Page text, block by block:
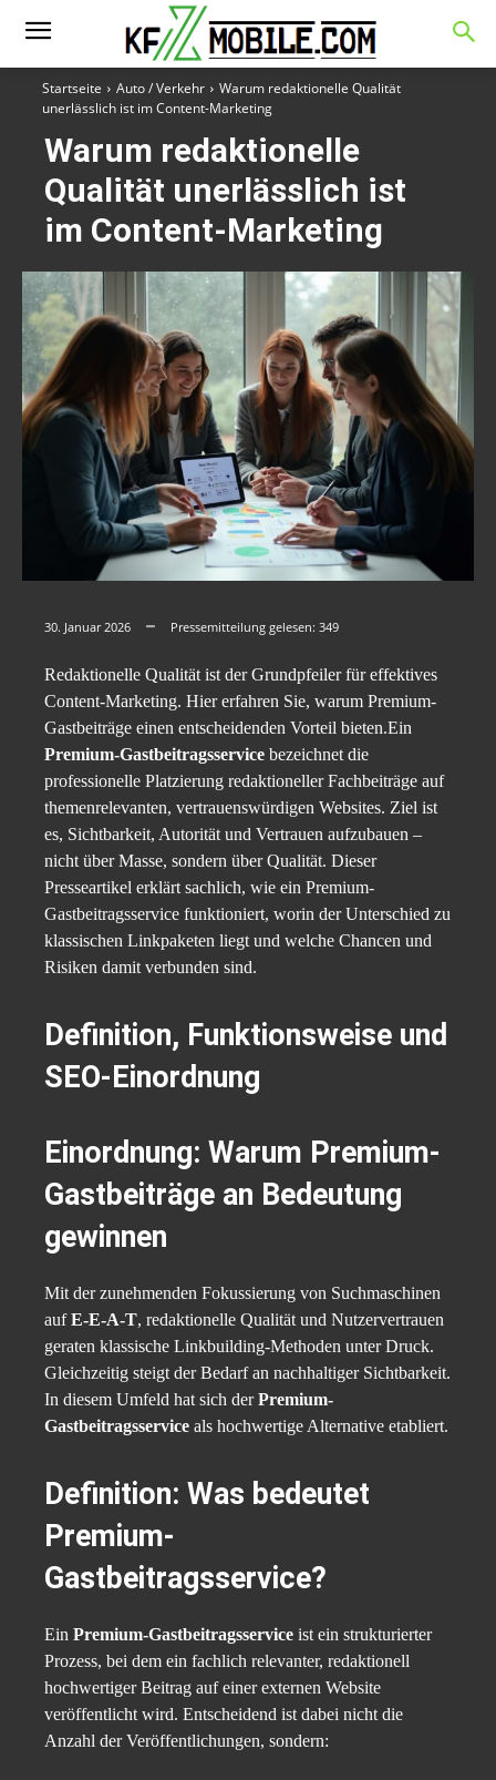
Startseite Auto / Verkehr
Warum redaktionelle Qualität
unerlässlich ist im Content-Marketing
Warum redaktionelle
Qualität unerlässlich ist
im Content-Marketing
30. Januar 2026 Pressemitteilung gelesen: 349
Redaktionelle Qualität ist der Grundpfeiler für effektives
Content-Marketing. Hier erfahren Sie, warum Premium-
Gastbeiträge einen entscheidenden Vorteil bieten.Ein
Premium-Gastbeitragsservice bezeichnet die
professionelle Platzierung redaktioneller Fachbeiträge auf
themenrelevanten, vertrauenswürdigen Websites. Ziel ist
es, Sichtbarkeit, Autorität und Vertrauen aufzubauen –
nicht über Masse, sondern über Qualität. Dieser
Presseartikel erklärt sachlich, wie ein Premium-
Gastbeitragsservice funktioniert, worin der Unterschied zu
klassischen Linkpaketen liegt und welche Chancen und
Risiken damit verbunden sind.
Definition, Funktionsweise und
SEO-Einordnung
Einordnung: Warum Premium-
Gastbeiträge an Bedeutung
gewinnen
Mit der zunehmenden Fokussierung von Suchmaschinen
aufE-E-A-T, redaktionelle Qualität und Nutzervertrauen
geraten klassische Linkbuilding-Methoden unter Druck.
Gleichzeitig steigt der Bedarf an nachhaltiger Sichtbarkeit.
In diesem Umfeld hat sich derPremium-
Gastbeitragsservice als hochwertige Alternative etabliert.
Definition: Was bedeutet
Premium-
Gastbeitragsservice?
Ein Premium-Gastbeitragsservice ist ein strukturierter
Prozess, bei dem ein fachlich relevanter, redaktionell
hochwertiger Beitrag auf einer externen Website
veröffentlicht wird. Entscheidend ist dabei nicht die
Anzahl der Veröffentlichungen, sondern: